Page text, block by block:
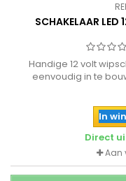
SCHAKELAAR LED
Handige 12 volt
eenvoudig in te
In
Direct
Aan